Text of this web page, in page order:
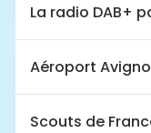
La radio DAB+
Aéroport
Scouts de